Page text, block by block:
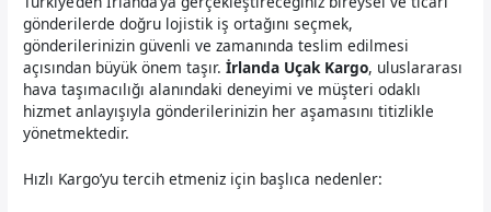
gönderilerde doğru lojistik iş ortağını seçmek,
gönderilerinizin güvenli ve zamanında teslim edilmesi
açısından büyük önem taşır.İrlanda Uçak Kargo, uluslararası
hava taşımacılığı alanındaki deneyimi ve müşteri odaklı
hizmet anlayışıyla gönderilerinizin her aşamasını titizlikle
yönetmektedir.
Hızlı Kargo’yu tercih etmeniz için başlıca nedenler: